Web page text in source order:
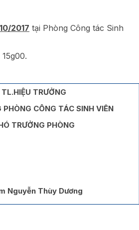
2017 tại Phòng Công tác Sinh
TL.HIỆU TRƯỞNG
PHÒNG CÔNG TÁC SINH VIÊN
TRƯỞNG PHÒNG
Nguyễn Thùy Dương